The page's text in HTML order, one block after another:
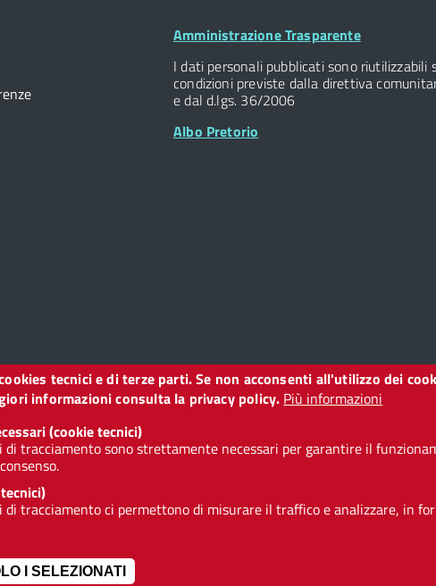
Footer
Amministrazione Trasparente
I dati personali pubblicati sono riutilizzabili
condizioni previste dalla direttiva
e dal d.lgs. 36/2006
Albo Pretorio
Collegamento
a
Telegram
Collegamento
a
Whatsapp
legali
tecnici e di terze parti. Se non acconsenti all'utilizzo dei
informazioni consulta la privacy policy. Più informazioni
(cookie tecnici)
tracciamento sono strettamente necessari per garantire il
tracciamento ci permettono di misurare il traffico e analizzare, in
I SELEZIONATI